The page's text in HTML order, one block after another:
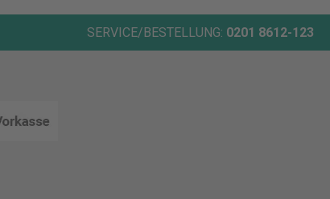
SERVICE/BESTELLUNG: 0201 8612-123